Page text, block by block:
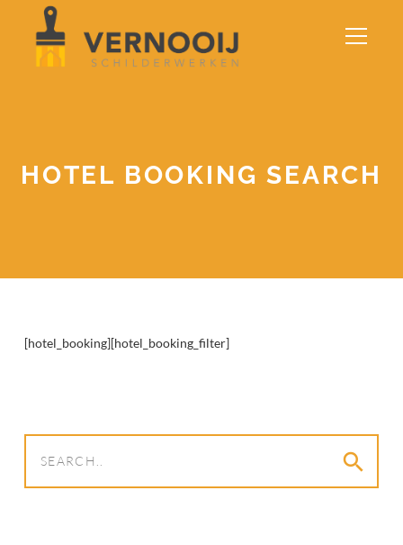
HOTEL BOOKING SEARCH
[hotel_booking][hotel_booking_filter]
search